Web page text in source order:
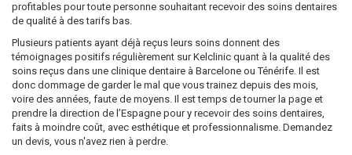
profitables pour toute personne souhaitant recevoir des soins dentaires
de qualité à des tarifs bas.
Plusieurs patients ayant déjà reçus leurs soins donnent des
témoignages positifs régulièrement sur Kelclinic quant à la qualité des
soins reçus dans une clinique dentaire à Barcelone ou Ténérife. Il est
donc dommage de garder le mal que vous trainez depuis des mois,
voire des années, faute de moyens. Il est temps de tourner la page et
prendre la direction de l’Espagne pour y recevoir des soins dentaires,
faits à moindre coût, avec esthétique et professionnalisme. Demandez
un devis, vous n'avez rien à perdre.